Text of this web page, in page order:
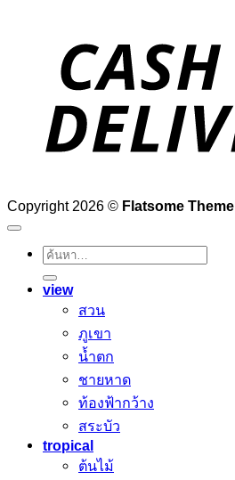
Copyright 2026 © Flatsome Theme
ค้นหา:
view
สวน
ภูเขา
น้ำตก
ชายหาด
ท้องฟ้ากว้าง
สระบัว
tropical
ต้นไม้